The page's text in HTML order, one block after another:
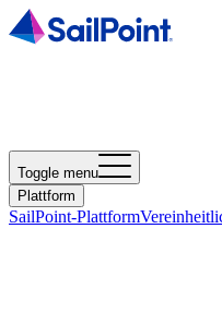
Toggle menu
Plattform
SailPoint-Plattform